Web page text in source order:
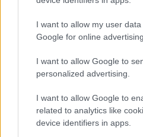
I want to allow my user
Google for online
I want to allow Google to
personalized advertising.
I want to allow Google to
related to analytics like
device identifiers in apps.